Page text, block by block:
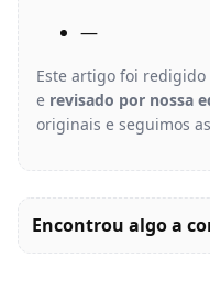
—
Este artigo foi
e revisado por nossa
originais e seguimos
Encontrou algo a